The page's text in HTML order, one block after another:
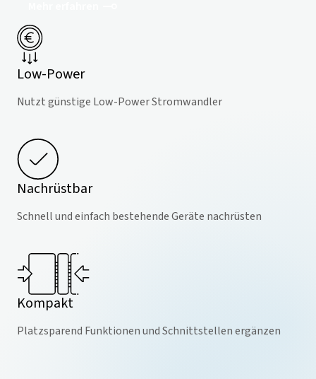
Low-Power
Nutzt günstige Low-Power Stromwandler
Nachrüstbar
Schnell und einfach bestehende Geräte nachrüsten
Kompakt
Platzsparend Funktionen und Schnittstellen ergänzen